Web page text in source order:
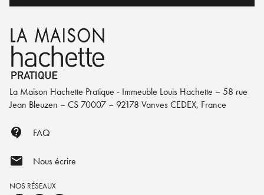
La Maison Hachette Pratique - Immeuble Louis Hachette – 58 rue
Jean Bleuzen – CS 70007 – 92178 Vanves CEDEX, France
contact_support FAQ
mail Nous écrire
NOS RÉSEAUX